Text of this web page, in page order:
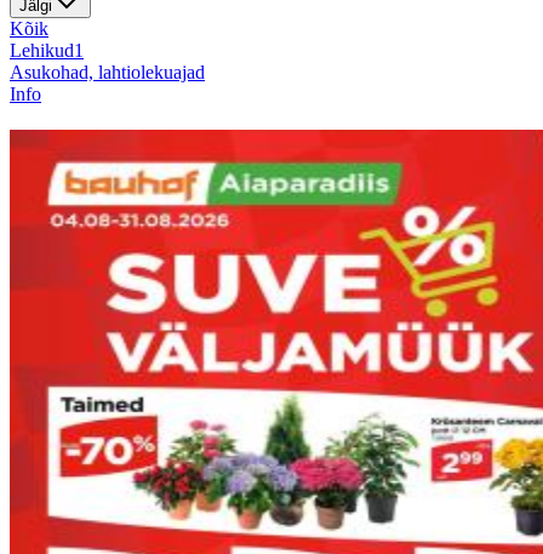
Jälgi
Kõik
Lehikud1
Asukohad, lahtiolekuajad
Info